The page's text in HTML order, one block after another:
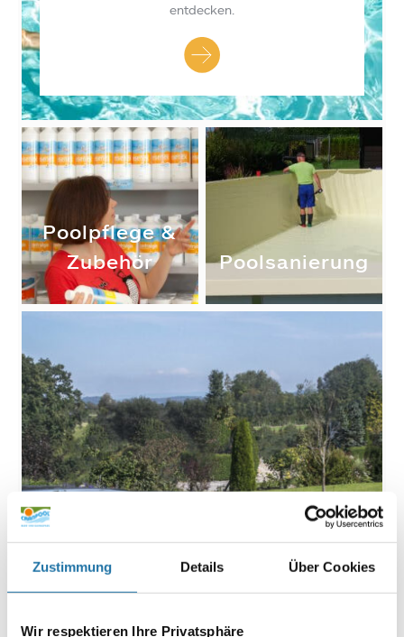
Zustimmung Details Über Cookies
Wir respektieren Ihre Privatsphäre
entdecken.
Poolpflege &
Zubehör
Poolsanierung